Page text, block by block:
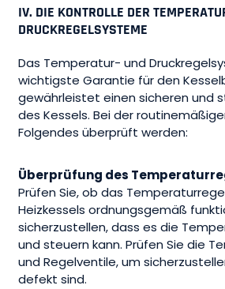
IV. DIE KONTROLLE DER
DRUCKREGELSYSTEME
Das Temperatur- und
wichtigste Garantie für den
gewährleistet einen sicheren und
des Kessels. Bei der
Folgendes überprüft werden:
Überprüfung des
Prüfen Sie, ob das
Heizkessels ordnungsgemäß
sicherzustellen, dass es die
und steuern kann. Prüfen Sie die
und Regelventile, um
defekt sind.